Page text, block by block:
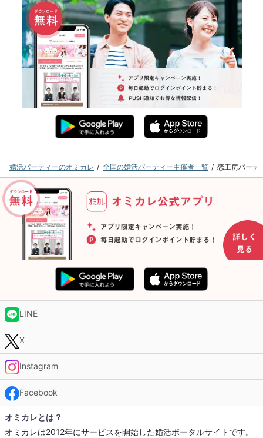
婚活パーティーのオミカレ 全国の婚活パーティー主催者一覧 恋工房パーテ
LINE
X
Instagram
Facebook
オミカレとは？
オミカレは2012年にサービスを開始した婚活ポータルサイトです。